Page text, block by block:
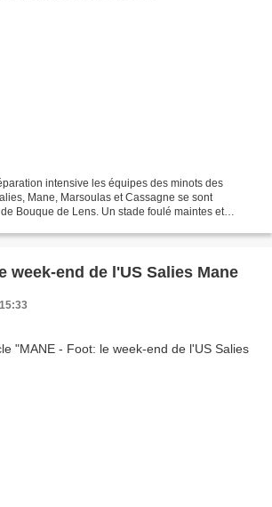
intensive les équipes des minots des
Mane, Marsoulas et Cassagne se sont
Bouque de Lens. Un stade foulé maintes et
week-end de l'US Salies Mane